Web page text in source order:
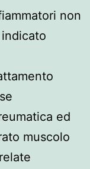
non
ed
muscolo